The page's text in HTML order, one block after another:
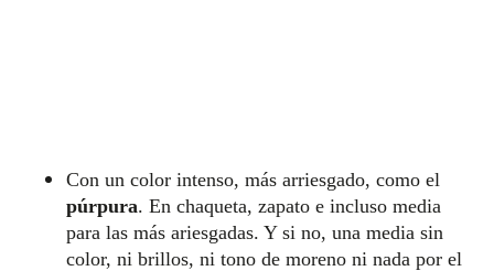
Con un color intenso, más arriesgado, como el
púrpura. En chaqueta, zapato e incluso media
para las más ariesgadas. Y si no, una media sin
color, ni brillos, ni tono de moreno ni nada por el